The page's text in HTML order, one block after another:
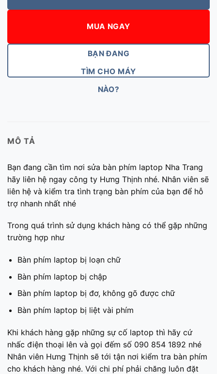
MUA NGAY
BẠN ĐANG
TÌM CHO MÁY
NÀO?
MÔ TẢ
Bạn đang cần tìm nơi sửa bàn phím laptop Nha Trang
hãy liên hệ ngay công ty Hưng Thịnh nhé. Nhân viên sẽ
liên hệ và kiểm tra tình trạng bàn phím của bạn để hỗ
trợ nhanh nhất nhé
Trong quá trình sử dụng khách hàng có thể gặp những
trường hợp như
Bàn phím laptop bị loạn chữ
Bàn phím laptop bị chập
Bàn phím laptop bị đơ, không gõ được chữ
Bàn phím laptop bị liệt vài phím
Khi khách hàng gặp những sự cố laptop thì hãy cứ
nhấc điện thoại lên và gọi đếm số 090 854 1892 nhé
Nhân viên Hưng Thịnh sẽ tới tận nơi kiểm tra bàn phím
cho khách hàng nhé. Với chi phí phải chăng luôn đặt